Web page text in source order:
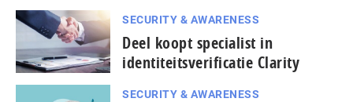
SECURITY & AWARENESS
Deel koopt specialist in
identiteitsverificatie Clarity
SECURITY & AWARENESS